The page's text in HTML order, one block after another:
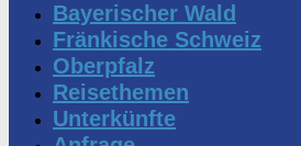
Bayerischer Wald
Fränkische Schweiz
Oberpfalz
Reisethemen
Unterkünfte